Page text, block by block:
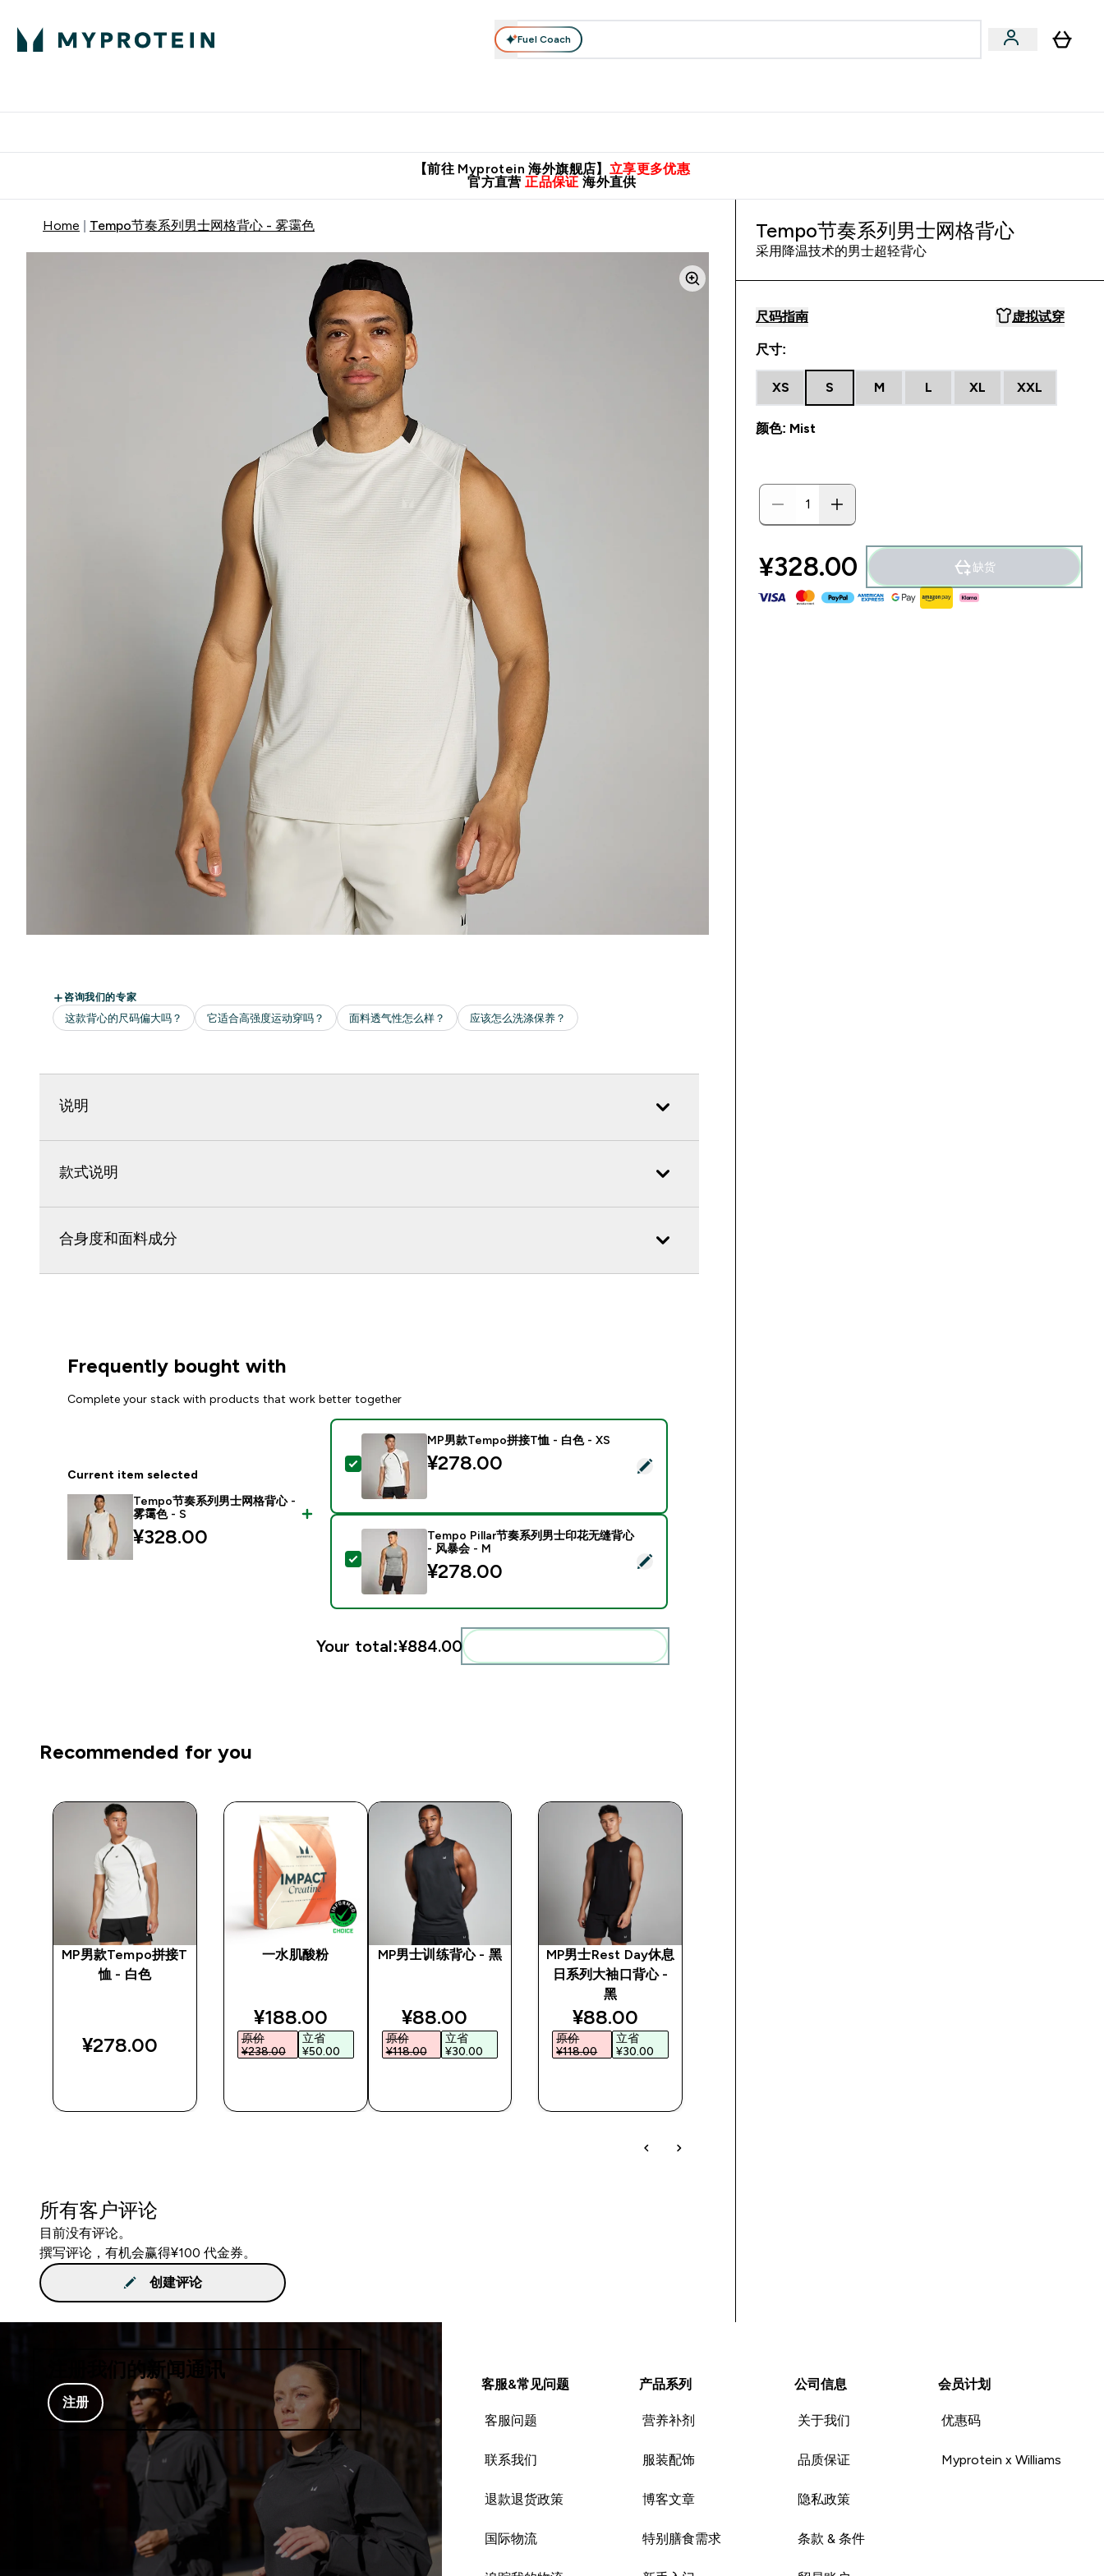
Fuel Coach
【前往 Myprotein 海外旗舰店】 立享更多优惠
官方直营 正品保证 海外直供
Home Tempo节奏系列男士网格背心 - 雾霭色
说明
款式说明
合身度和面料成分
Frequently bought with
Complete your stack with products that work better together
Current item selected
Tempo节奏系列男士网格背心 -
雾霭色 - S
¥328.00‎
Select this product - MP男款Tempo拼接T恤 - 白色 - XS
MP男款Tempo拼接T恤 - 白色 - XS
¥278.00‎
Select this product - Tempo Pillar节奏系列男士印花无缝背心 - 风暴会 - M
Tempo Pillar节奏系列男士印花无缝背心
- 风暴会 - M
¥278.00‎
Your total:¥884.00‎
Recommended for you
MP男款Tempo拼接T
恤 - 白色
¥278.00‎
一水肌酸粉
discounted price
¥188.00‎
原价
¥238.00‎
立省
¥50.00‎
MP男士训练背心 - 黑
discounted price
¥88.00‎
原价
¥118.00‎
立省
¥30.00‎
MP男士Rest Day休息
日系列大袖口背心 -
黑
discounted price
¥88.00‎
原价
¥118.00‎
立省
¥30.00‎
所有客户评论
目前没有评论。
撰写评论，有机会赢得¥100 代金券。
创建评论
Tempo节奏系列男士网格背心
采用降温技术的男士超轻背心
尺码指南 虚拟试穿
尺寸:
XS S M L XL XXL
颜色: Mist
¥328.00‎ 缺货
注册我们的新闻通讯
注册
客服&常见问题
客服问题
联系我们
退款退货政策
国际物流
产品系列
营养补剂
服装配饰
博客文章
特别膳食需求
公司信息
关于我们
品质保证
隐私政策
条款 & 条件
会员计划
优惠码
Myprotein x Williams